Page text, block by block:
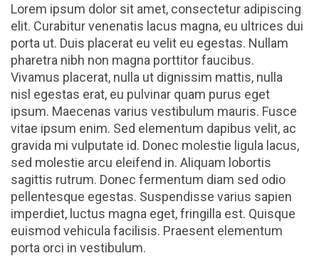
Lorem ipsum dolor sit amet, consectetur adipiscing
elit. Curabitur venenatis lacus magna, eu ultrices dui
porta ut. Duis placerat eu velit eu egestas. Nullam
pharetra nibh non magna porttitor faucibus.
Vivamus placerat, nulla ut dignissim mattis, nulla
nisl egestas erat, eu pulvinar quam purus eget
ipsum. Maecenas varius vestibulum mauris. Fusce
vitae ipsum enim. Sed elementum dapibus velit, ac
gravida mi vulputate id. Donec molestie ligula lacus,
sed molestie arcu eleifend in. Aliquam lobortis
sagittis rutrum. Donec fermentum diam sed odio
pellentesque egestas. Suspendisse varius sapien
imperdiet, luctus magna eget, fringilla est. Quisque
euismod vehicula facilisis. Praesent elementum
porta orci in vestibulum.